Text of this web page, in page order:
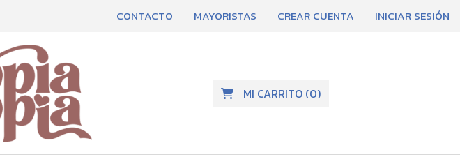
CONTACTO MAYORISTAS CREAR CUENTA INICIAR SESIÓN
MI CARRITO(0)